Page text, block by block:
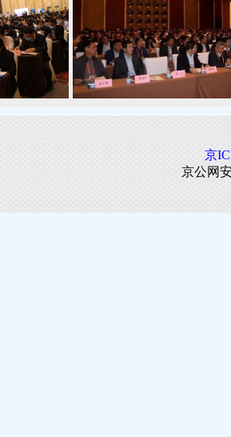
京
京公网